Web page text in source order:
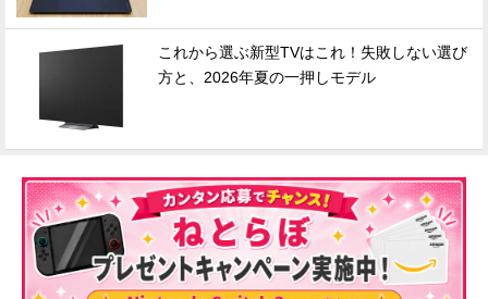
これから選ぶ新型TVはこれ！失敗しない選び
方と、2026年夏の一押しモデル